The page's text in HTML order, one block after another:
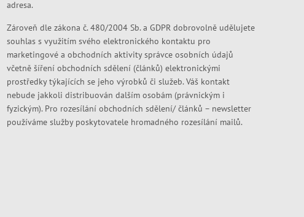
adresa.
Zároveň dle zákona č. 480/2004 Sb. a GDPR dobrovolně udělujete
souhlas s využitím svého elektronického kontaktu pro
marketingové a obchodních aktivity správce osobních údajů
včetně šíření obchodních sdělení (článků) elektronickými
prostředky týkajících se jeho výrobků či služeb. Váš kontakt
nebude jakkoli distribuován dalším osobám (právnickým i
fyzickým). Pro rozesílání obchodních sdělení/ článků – newsletter
používáme služby poskytovatele hromadného rozesílání mailů.